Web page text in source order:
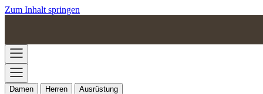
Zum Inhalt springen
Damen Herren Ausrüstung